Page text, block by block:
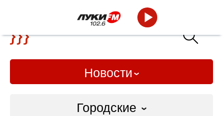
Новости
Городские